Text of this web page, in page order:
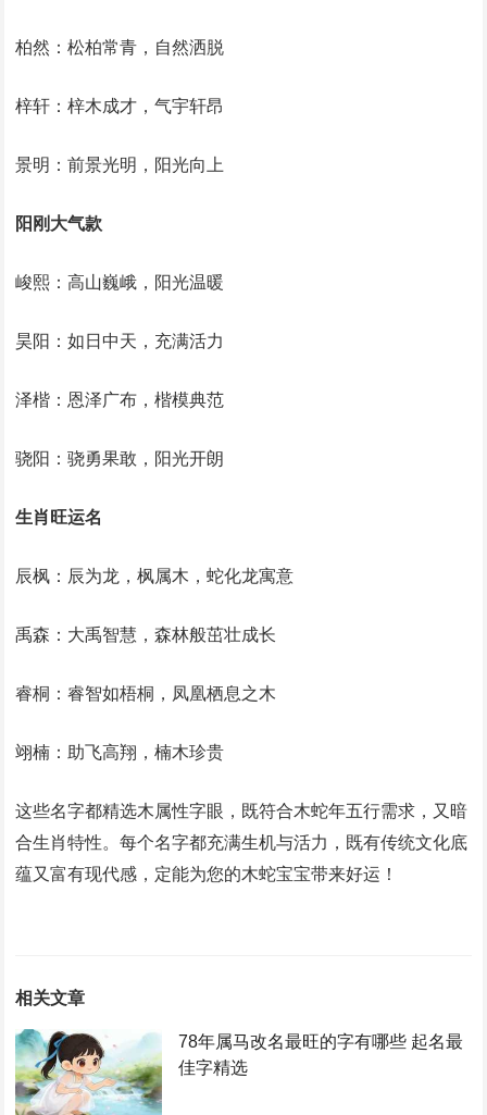
柏然：松柏常青，自然洒脱
梓轩：梓木成才，气宇轩昂
景明：前景光明，阳光向上
阳刚大气款
峻熙：高山巍峨，阳光温暖
昊阳：如日中天，充满活力
泽楷：恩泽广布，楷模典范
骁阳：骁勇果敢，阳光开朗
生肖旺运名
辰枫：辰为龙，枫属木，蛇化龙寓意
禹森：大禹智慧，森林般茁壮成长
睿桐：睿智如梧桐，凤凰栖息之木
翊楠：助飞高翔，楠木珍贵
这些名字都精选木属性字眼，既符合木蛇年五行需求，又暗
合生肖特性。每个名字都充满生机与活力，既有传统文化底
蕴又富有现代感，定能为您的木蛇宝宝带来好运！
相关文章
78年属马改名最旺的字有哪些 起名最
佳字精选